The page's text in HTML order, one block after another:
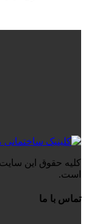
کلیه حقوق این
است.
تماس با ما